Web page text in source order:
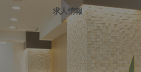
求人情報